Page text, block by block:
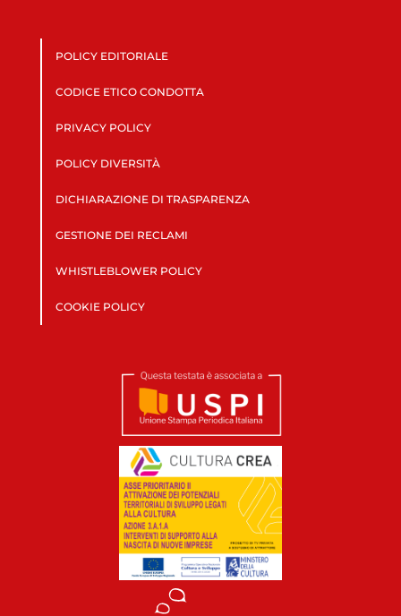
POLICY EDITORIALE
CODICE ETICO CONDOTTA
PRIVACY POLICY
POLICY DIVERSITÀ
DICHIARAZIONE DI TRASPARENZA
GESTIONE DEI RECLAMI
WHISTLEBLOWER POLICY
COOKIE POLICY